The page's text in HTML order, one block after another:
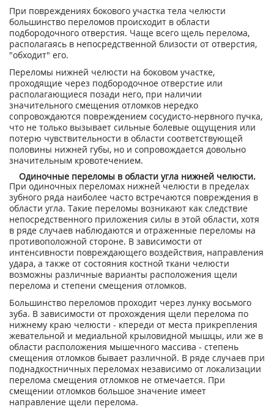
При повреждениях бокового участка тела челюсти
большинство переломов происходит в области
подбородочного отверстия. Чаще всего щель перелома,
располагаясь в непосредственной близости от отверстия,
"обходит" его.
Переломы нижней челюсти на боковом участке,
проходящие через подбородочное отверстие или
располагающиеся позади него, при наличии
значительного смещения отломков нередко
сопровождаются повреждением сосудисто-нервного пучка,
что не только вызывает сильные болевые ощущения или
потерю чувствительности в области соответствующей
половины нижней губы, но и сопровождается довольно
значительным кровотечением.
Одиночные переломы в области угла нижней челюсти.
При одиночных переломах нижней челюсти в пределах
зубного ряда наиболее часто встречаются повреждения в
области угла. Такие переломы возникают как следствие
непосредственного приложения силы в этой области, хотя
в ряде случаев наблюдаются и отраженные переломы на
противоположной стороне. В зависимости от
интенсивности повреждающего воздействия, направления
удара, а также от состояния костной ткани челюсти
возможны различные варианты расположения щели
перелома и степени смещения отломков.
Большинство переломов проходит через лунку восьмого
зуба. В зависимости от прохождения щели перелома по
нижнему краю челюсти - кпереди от места прикрепления
жевательной и медиальной крыловидной мышцы, или же в
области расположения мышечного массива - степень
смещения отломков бывает различной. В ряде случаев при
поднадкостничных переломах независимо от локализации
перелома смещения отломков не отмечается. При
смещении отломков большое значение имеет
направление щели перелома.